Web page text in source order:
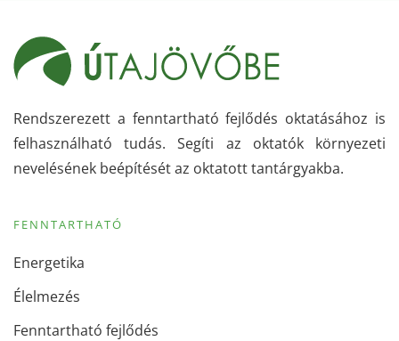
Rendszerezett a fenntartható fejlődés oktatásához is
felhasználható tudás. Segíti az oktatók környezeti
nevelésének beépítését az oktatott tantárgyakba.
FENNTARTHATÓ
Energetika
Élelmezés
Fenntartható fejlődés